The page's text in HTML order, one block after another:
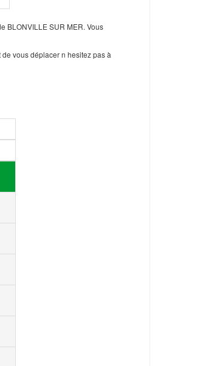
BLONVILLE SUR MER. Vous
vous déplacer n hesitez pas à